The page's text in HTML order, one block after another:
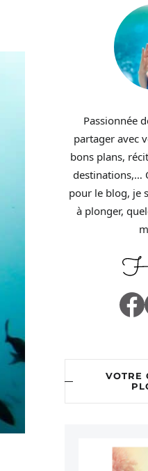
Passionnée
partager avec
bons plans,
destinations,…
pour le blog, je
à plonger,
VOTRE